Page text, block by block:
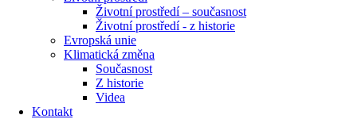
Životní prostředí – současnost
Životní prostředí ​- z historie
Evropská unie
Klimatická změna
Současnost
Z historie
Videa
Kontakt